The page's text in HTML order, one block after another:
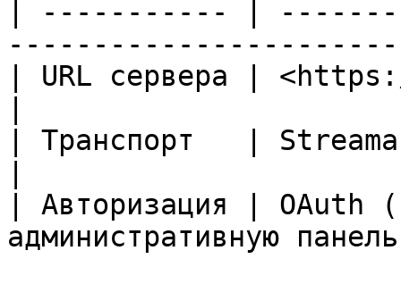
| ----------- |
| URL сервера |
| Транспорт   |
| Авторизация | OAuth
административную